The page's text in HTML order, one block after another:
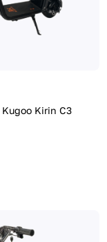
Kirin C3